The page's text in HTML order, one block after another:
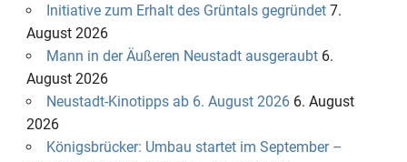
Initiative zum Erhalt des Grüntals gegründet 7.
August 2026
Mann in der Äußeren Neustadt ausgeraubt 6.
August 2026
Neustadt-Kinotipps ab 6. August 2026 6. August
2026
Königsbrücker: Umbau startet im September –